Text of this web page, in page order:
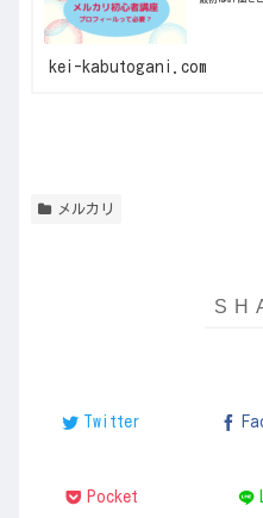
kei-kabutogani.com
メルカリ
Twitter
Pocket